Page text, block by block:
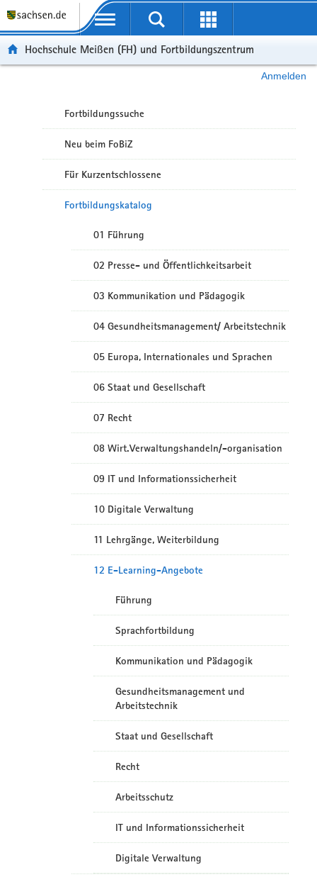
Portalübergreifende Navigation
Hochschule Meißen (FH) und Fortbildungszentrum
Anmelden
Fortbildungssuche
Neu beim FoBiZ
Für Kurzentschlossene
Fortbildungskatalog
01 Führung
02 Presse- und Öffentlichkeitsarbeit
03 Kommunikation und Pädagogik
04 Gesundheitsmanagement/ Arbeitstechnik
05 Europa, Internationales und Sprachen
06 Staat und Gesellschaft
07 Recht
08 Wirt.Verwaltungshandeln/-organisation
09 IT und Informationssicherheit
10 Digitale Verwaltung
11 Lehrgänge, Weiterbildung
12 E-Learning-Angebote
Führung
Sprachfortbildung
Kommunikation und Pädagogik
Gesundheitsmanagement und
Arbeitstechnik
Staat und Gesellschaft
Recht
Arbeitsschutz
IT und Informationssicherheit
Digitale Verwaltung